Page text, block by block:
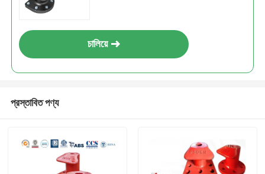
চালিয়ে
প্রস্তাবিত পণ্য